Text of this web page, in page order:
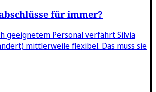
für immer?
geeignetem Personal verfährt Silvia
mittlerweile flexibel. Das muss sie